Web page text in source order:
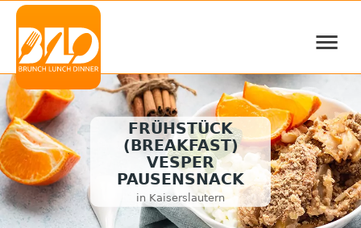
≡
FRÜHSTÜCK
(BREAKFAST)
VESPER
PAUSENSNACK
in Kaiserslautern